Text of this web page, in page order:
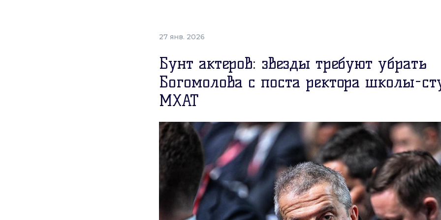
27 янв. 2026
Бунт актеров: звезды требуют убрать
Богомолова с поста ректора школы-
МХАТ